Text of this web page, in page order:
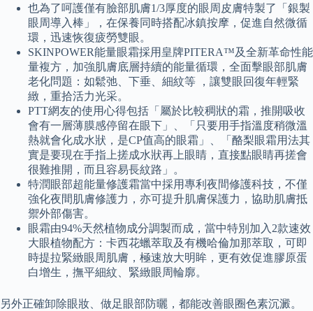
也為了呵護僅有臉部肌膚1/3厚度的眼周皮膚特製了「銀製
眼周導入棒」，在保養同時搭配冰鎮按摩，促進自然微循
環，迅速恢復疲勞雙眼。
SKINPOWER能量眼霜採用皇牌PITERA™及全新革命性能
量複方，加強肌膚底層持續的能量循環，全面擊眼部肌膚
老化問題：如鬆弛、下垂、細紋等 ，讓雙眼回復年輕緊
緻，重拾活力光采。
PTT網友的使用心得包括「屬於比較稠狀的霜，推開吸收
會有一層薄膜感停留在眼下」、「只要用手指溫度稍微溫
熱就會化成水狀，是CP值高的眼霜」、「酪梨眼霜用法其
實是要現在手指上搓成水狀再上眼睛，直接點眼睛再搓會
很難推開，而且容易長紋路」。
特潤眼部超能量修護霜當中採用專利夜間修護科技，不僅
強化夜間肌膚修護力，亦可提升肌膚保護力，協助肌膚抵
禦外部傷害。
眼霜由94%天然植物成分調製而成，當中特別加入2款速效
大眼植物配方：卡西花蠟萃取及有機哈倫加那萃取，可即
時提拉緊緻眼周肌膚，極速放大明眸，更有效促進膠原蛋
白增生，撫平細紋、緊緻眼周輪廓。
另外正確卸除眼妝、做足眼部防曬，都能改善眼圈色素沉澱。